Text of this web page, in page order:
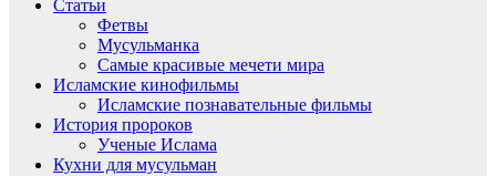
Статьи
Фетвы
Мусульманка
Самые красивые мечети мира
Исламские кинофильмы
Исламские познавательные фильмы
История пророков
Ученые Ислама
Кухни для мусульман